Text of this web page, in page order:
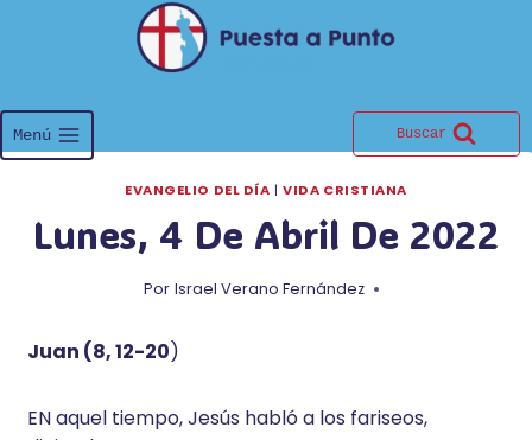
Menú Buscar
EVANGELIO DEL DÍA |VIDA CRISTIANA
Lunes, 4 De Abril De 2022
Por Israel Verano Fernández
Juan (8, 12-20)
EN aquel tiempo, Jesús habló a los fariseos,